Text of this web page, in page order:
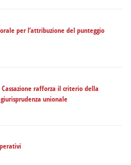
per l’attribuzione del punteggio
rafforza il criterio della
unionale